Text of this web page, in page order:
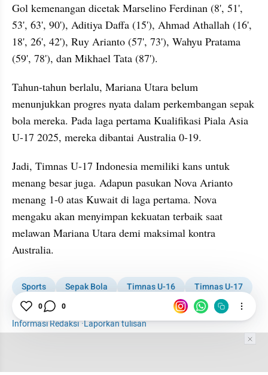
Gol kemenangan dicetak Marselino Ferdinan (8', 51',
53', 63', 90'), Aditiya Daffa (15'), Ahmad Athallah (16',
18', 26', 42'), Ruy Arianto (57', 73'), Wahyu Pratama
(59', 78'), dan Mikhael Tata (87').
Tahun-tahun berlalu, Mariana Utara belum
menunjukkan progres nyata dalam perkembangan sepak
bola mereka. Pada laga pertama Kualifikasi Piala Asia
U-17 2025, mereka dibantai Australia 0-19.
Jadi, Timnas U-17 Indonesia memiliki kans untuk
menang besar juga. Adapun pasukan Nova Arianto
menang 1-0 atas Kuwait di laga pertama. Nova
mengaku akan menyimpan kekuatan terbaik saat
melawan Mariana Utara demi maksimal kontra
Australia.
Sports Sepak Bola Timnas U-16
Timnas U-17
Indonesia
Informasi Redaksi·Laporkan tulisan
0 0